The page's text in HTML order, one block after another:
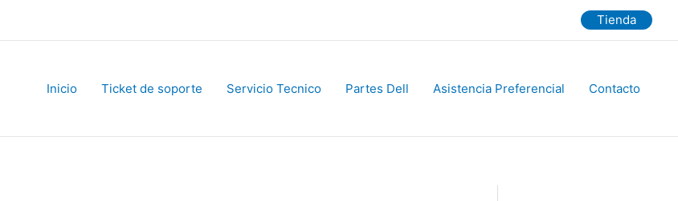
Tienda
Inicio Ticket de soporte Servicio Tecnico Partes Dell Asistencia Preferencial Contacto